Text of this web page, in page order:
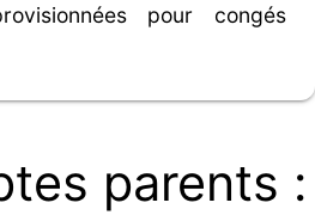
pour congés
parents :